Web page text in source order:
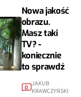
Nowa jakość
obrazu.
Masz taki
TV? -
koniecznie
to sprawdź
0 JAKUB
KRAWCZYŃSKI